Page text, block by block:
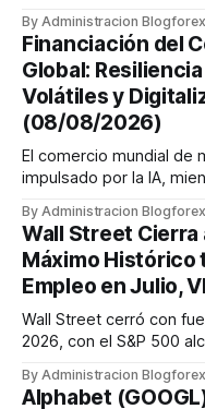
renta fija vio una caída
EE. UU. tras un informe
mantuvo al ...
By Administracion Blogforex
Financiación del
Global:
Volátiles y
(08/08/2026)
El comercio mundial de
impulsado por la IA,
disrupciones
comercio, que
y el mercado...
By Administracion Blogforex
Wall Street Cierra
Máximo Histórico
Empleo en Julio,
Wall Street cerró con
2026, con el S&P 500
54,036.93 y el Nasdaq
By Administracion Blogforex
Alphabet